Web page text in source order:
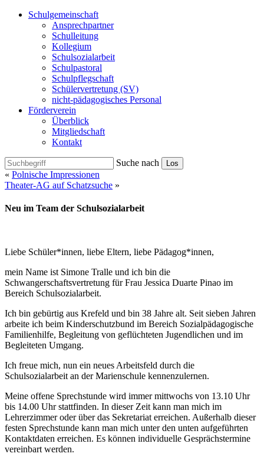
Schulgemeinschaft
Ansprechpartner
Schulleitung
Kollegium
Schulsozialarbeit
Schulpastoral
Schulpflegschaft
Schülervertretung (SV)
nicht-pädagogisches Personal
Förderverein
Überblick
Mitgliedschaft
Kontakt
Suche nach Los
« Polnische Impressionen
Theater-AG auf Schatzsuche »
Neu im Team der Schulsozialarbeit
Liebe Schüler*innen, liebe Eltern, liebe Pädagog*innen,
mein Name ist Simone Tralle und ich bin die
Schwangerschaftsvertretung für Frau Jessica Duarte Pinao im
Bereich Schulsozialarbeit.
Ich bin gebürtig aus Krefeld und bin 38 Jahre alt. Seit sieben Jahren
arbeite ich beim Kinderschutzbund im Bereich Sozialpädagogische
Familienhilfe, Begleitung von geflüchteten Jugendlichen und im
Begleiteten Umgang.
Ich freue mich, nun ein neues Arbeitsfeld durch die
Schulsozialarbeit an der Marienschule kennenzulernen.
Meine offene Sprechstunde wird immer mittwochs von 13.10 Uhr
bis 14.00 Uhr stattfinden. In dieser Zeit kann man mich im
Lehrerzimmer oder über das Sekretariat erreichen. Außerhalb dieser
festen Sprechstunde kann man mich unter den unten aufgeführten
Kontaktdaten erreichen. Es können individuelle Gesprächstermine
vereinbart werden.